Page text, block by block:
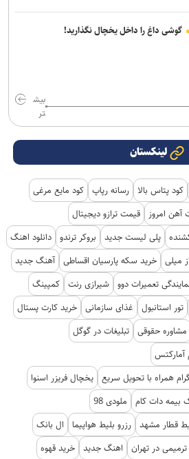
گوشی داغ را داخل یخچال نگذارید!
بیش
تر
لینکستان
کود پتاس بالا رسانه رپاپ کود مایع مرغی
امروز
قیمت ترازو دیجیتال
پلی لیست جدید بروکر ترندو دانلود اهنگ
میلی خرید سکه پارسیان اقساطی آهنگ جدید
تعمیرات دوو شیرازی رنت کمپینگ
تور استانبول غذای سازمانی خرید کارت پستال
مشاوره حقوقی تبلیغات در گوگل
آمارکتس
همراه با تحویل سریع یخچال فریزر اسنوا
بیمه دات کام
ملودی 98
قطار مشهد رزرو بلیط هواپیما
ال بانک
در تهران اهنگ جدید خرید قهوه